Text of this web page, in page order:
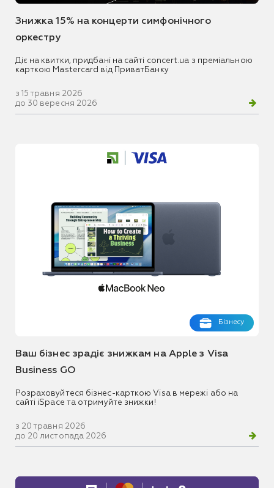
Знижка 15% на концерти симфонічного
оркестру
Діє на квитки, придбані на сайті concert.ua з преміальною
карткою Mastercard від ПриватБанку
з 15 травня 2026
до 30 вересня 2026
Бізнесу
Ваш бізнес зрадіє знижкам на Apple з Visa
Business GO
Розраховуйтеся бізнес-карткою Visa в мережі або на
сайті iSpace та отримуйте знижки!
з 20 травня 2026
до 20 листопада 2026